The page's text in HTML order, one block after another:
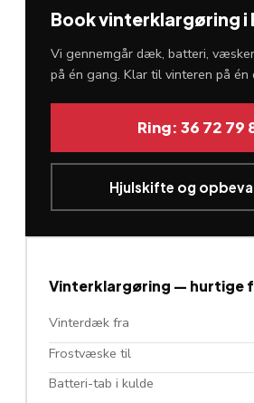
Book vinterklargøring i
Vi gennemgår dæk, batteri,
på én gang. Klar til vinteren på én
Ring: 36 72 79
Hjulskifte og
Vinterklargøring — hurtige
Vinterdæk fra
Frostvæske til
Batteri-tab i kulde